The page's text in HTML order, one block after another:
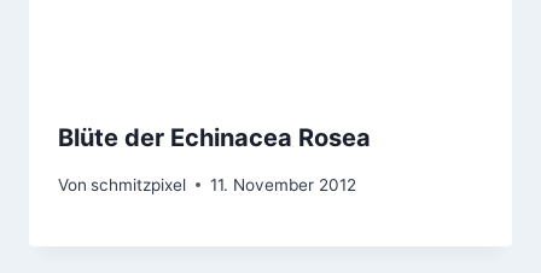
Blüte der Echinacea Rosea
Von schmitzpixel 11. November 2012